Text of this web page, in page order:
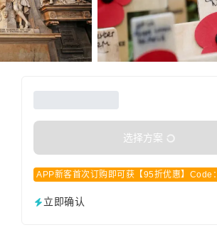
选择方案
APP新客首次订购即可获【95折优惠】Code：
立即确认